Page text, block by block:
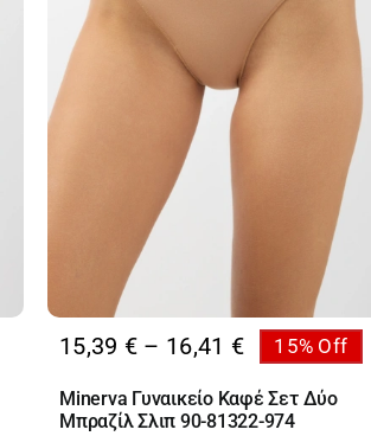
15,39 € – 16,41 €Price
15,39 €
15% Off
Minerva Γυναικείο Καφέ Σετ Δύο
Μπραζίλ Σλιπ 90-81322-974